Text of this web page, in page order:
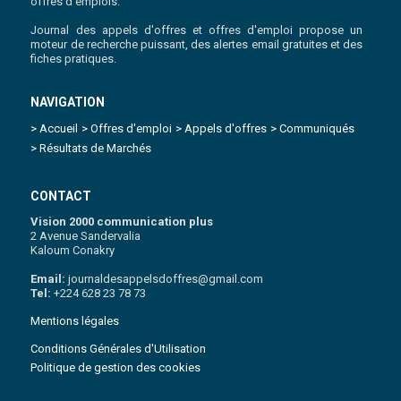
Journal des appels d'offres et offres d'emploi propose un
moteur de recherche puissant, des alertes email gratuites et des
fiches pratiques.
NAVIGATION
> Accueil > Offres d'emploi > Appels d'offres > Communiqués
> Résultats de Marchés
CONTACT
Vision 2000 communication plus
2 Avenue Sandervalia
Kaloum Conakry
Email:journaldesappelsdoffres@gmail.com
Tel:+224 628 23 78 73
Mentions légales
Conditions Générales d'Utilisation
Politique de gestion des cookies